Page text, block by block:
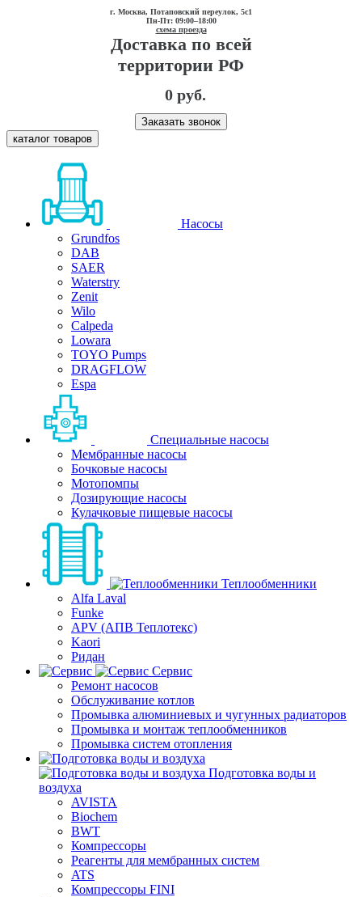
г. Москва, Потаповский переулок, 5с1
Пн-Пт: 09:00–18:00
схема проезда
Доставка по всей
территории РФ
0 руб.
Заказать звонок
каталог товаров
Насосы
Grundfos
DAB
SAER
Waterstry
Zenit
Wilo
Calpeda
Lowara
TOYO Pumps
DRAGFLOW
Espa
Специальные насосы
Мембранные насосы
Бочковые насосы
Мотопомпы
Дозирующие насосы
Кулачковые пищевые насосы
Теплообменники
Alfa Laval
Funke
APV (АПВ Теплотекс)
Kaori
Ридан
Сервис
Ремонт насосов
Обслуживание котлов
Промывка алюминиевых и чугунных радиаторов
Промывка и монтаж теплообменников
Промывка систем отопления
Подготовка воды и
воздуха
AVISTA
Biochem
BWT
Компрессоры
Реагенты для мембранных систем
ATS
Компрессоры FINI